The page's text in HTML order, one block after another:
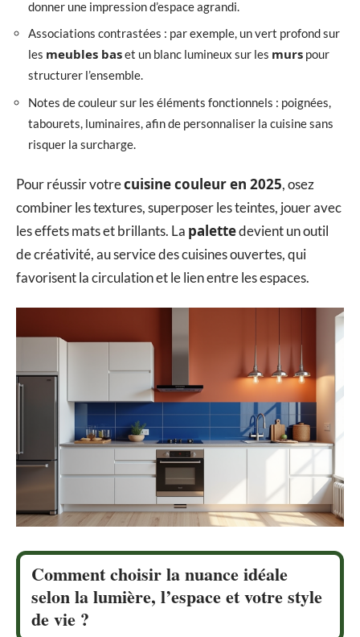
donner une impression d’espace agrandi.
Associations contrastées : par exemple, un vert profond sur
les meubles baset un blanc lumineux sur les murs pour
structurer l’ensemble.
Notes de couleur sur les éléments fonctionnels : poignées,
tabourets, luminaires, afin de personnaliser la cuisine sans
risquer la surcharge.
Pour réussir votrecuisine couleur en 2025, osez
combiner les textures, superposer les teintes, jouer avec
les effets mats et brillants. La palettedevient un outil
de créativité, au service des cuisines ouvertes, qui
favorisent la circulation et le lien entre les espaces.
Comment choisir la nuance idéale
selon la lumière, l’espace et votre style
de vie ?